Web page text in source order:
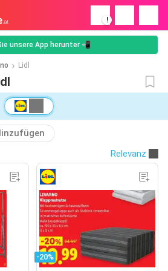
!
unsere App herunter 📲
Lidl
Relevanz
-20%